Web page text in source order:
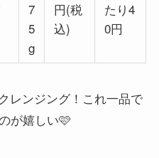
7
5
g
円(税
込)
たり4
0円
レンジング！これ一品で
が嬉しい🩷